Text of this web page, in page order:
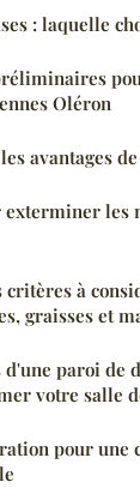
: laquelle
Oléron
avantages
les
critères à
graisses et
d'une paroi de
votre salle
pour une